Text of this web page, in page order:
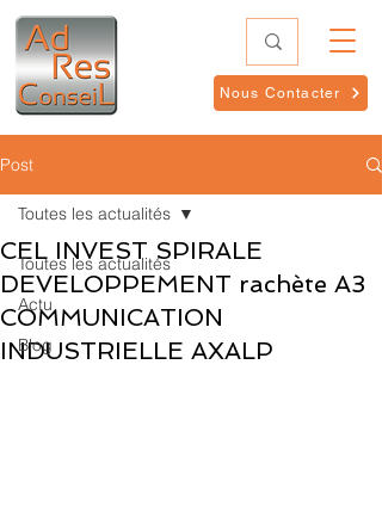
Nous Contacter
Post
Toutes les actualités
Actu
Blog
Toutes les actualités
CEL INVEST SPIRALE
DEVELOPPEMENT rachète A3
COMMUNICATION
INDUSTRIELLE AXALP